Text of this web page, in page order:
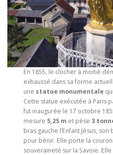
En 1855, le clocher à moitié
exhaussé dans sa forme
une statue monumentale
Cette statue exécutée à Paris
fut inaugurée le 17 octobre
mesure 5,25 m et pèse 3
bras gauche l’Enfant Jésus,
pour bénir. Elle porte la
souveraineté sur la Savoie.